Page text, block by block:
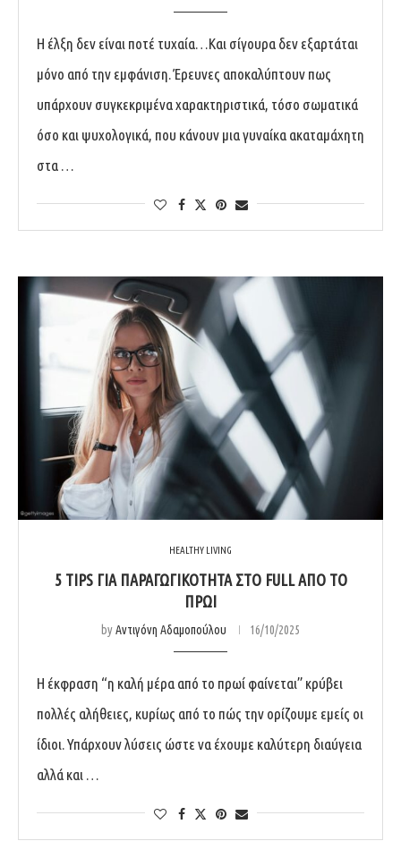
Η έλξη δεν είναι ποτέ τυχαία…Και σίγουρα δεν εξαρτάται
μόνο από την εμφάνιση. Έρευνες αποκαλύπτουν πως
υπάρχουν συγκεκριμένα χαρακτηριστικά, τόσο σωματικά
όσο και ψυχολογικά, που κάνουν μια γυναίκα ακαταμάχητη
στα …
HEALTHY LIVING
5 TIPS ΓΙΑ ΠΑΡΑΓΩΓΙΚΌΤΗΤΑ ΣΤΟ FULL ΑΠΌ ΤΟ
ΠΡΩΊ
byΑντιγόνη Αδαμοπούλου 16/10/2025
Η έκφραση “η καλή μέρα από το πρωί φαίνεται” κρύβει
πολλές αλήθειες, κυρίως από το πώς την ορίζουμε εμείς οι
ίδιοι. Υπάρχουν λύσεις ώστε να έχουμε καλύτερη διαύγεια
αλλά και …